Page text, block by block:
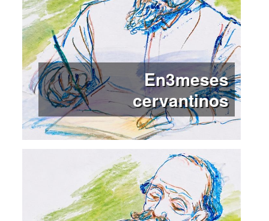
En3meses
cervantinos